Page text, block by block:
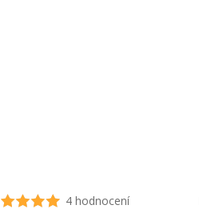
4 hodnocení